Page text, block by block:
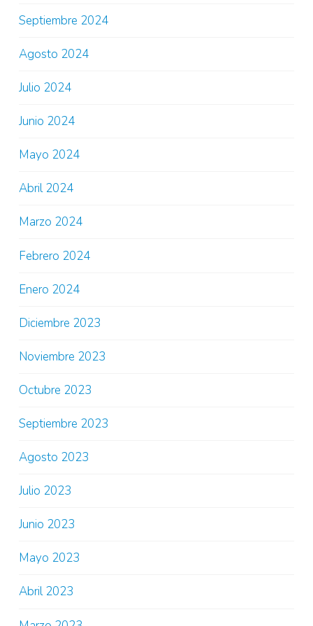
Septiembre 2024
Agosto 2024
Julio 2024
Junio 2024
Mayo 2024
Abril 2024
Marzo 2024
Febrero 2024
Enero 2024
Diciembre 2023
Noviembre 2023
Octubre 2023
Septiembre 2023
Agosto 2023
Julio 2023
Junio 2023
Mayo 2023
Abril 2023